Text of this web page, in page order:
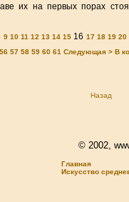
их на первых порах
9 10 11 12 13 14 15 16 17 18 19 20
56 57 58 59 60 61 Следующая > В
Назад
© 2002,
Главная
Искусство